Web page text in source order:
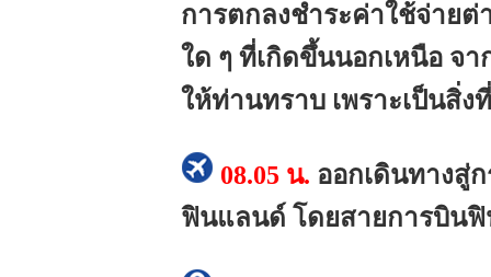
การตกลงชำระค่าใช้จ่าย
ใด ๆ ที่เกิดขึ้นนอกเหนือ จ
ให้ท่านทราบ เพราะเป็นสิ่
08.05 น. ออกเดินทางสู่ก
ฟินแลนด์ โดยสายการบินฟิ